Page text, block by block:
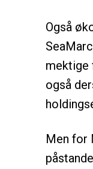
Også
mektige
også
Men for